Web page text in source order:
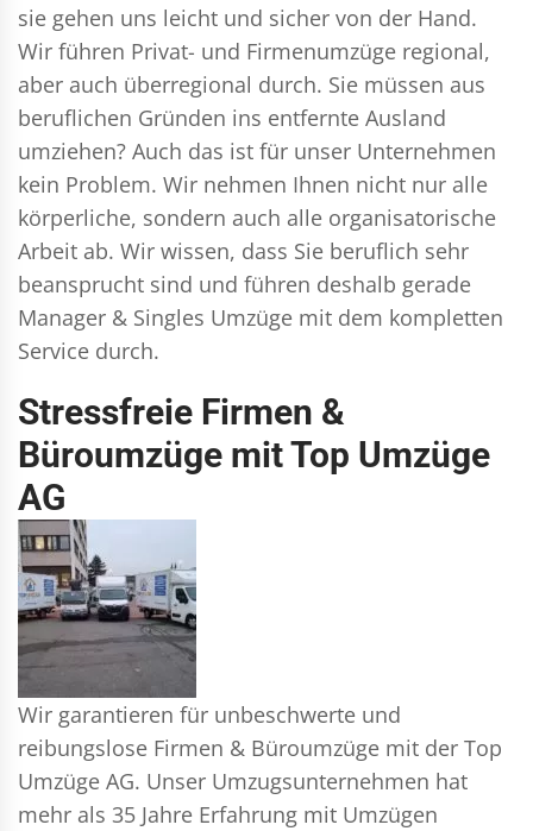
sie gehen uns leicht und sicher von der Hand.
Wir führen Privat- und Firmenumzüge regional,
aber auch überregional durch. Sie müssen aus
beruflichen Gründen ins entfernte Ausland
umziehen? Auch das ist für unser Unternehmen
kein Problem. Wir nehmen Ihnen nicht nur alle
körperliche, sondern auch alle organisatorische
Arbeit ab. Wir wissen, dass Sie beruflich sehr
beansprucht sind und führen deshalb gerade
Manager & Singles Umzüge mit dem kompletten
Service durch.
Stressfreie Firmen &
Büroumzüge mit Top Umzüge
AG
Wir garantieren für unbeschwerte und
reibungslose Firmen & Büroumzüge mit der Top
Umzüge AG. Unser Umzugsunternehmen hat
mehr als 35 Jahre Erfahrung mit Umzügen